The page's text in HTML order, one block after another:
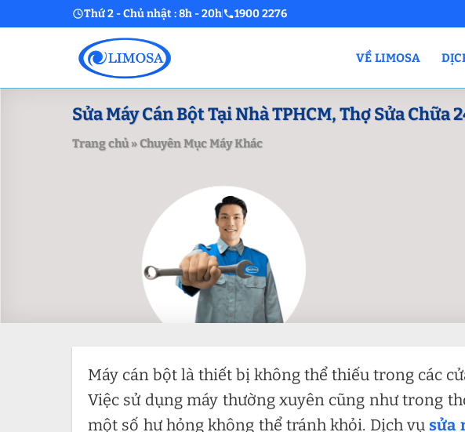
to
Thứ 2 - Chủ nhật : 8h - 20h 1900 2276
VỀ LIMOSA
Sửa Máy Cán Bột Tại Nhà TPHCM, Thợ Sửa Chữa
Trang chủ»Chuyên Mục Máy Khác
Máy cán bột là thiết bị không thể thiếu trong các
Việc sử dụng máy thường xuyên cũng như trong
một số hư hỏng không thể tránh khỏi. Dịch vụsửa